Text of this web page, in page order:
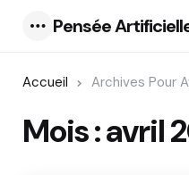
Pensée
Accueil Archives Pour
Mois :avril